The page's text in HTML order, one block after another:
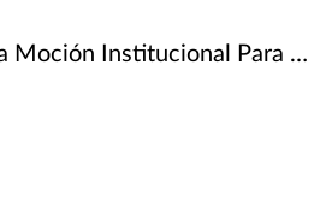
Para Regular El Uso de La Pirotecnia En El Municipio